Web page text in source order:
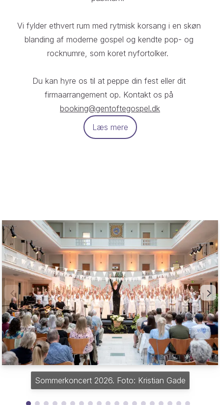
Vi fylder ethvert rum med rytmisk korsang i en skøn
blanding af moderne gospel og kendte pop- og
rocknumre, som koret nyfortolker.
Du kan hyre os til at peppe din fest eller dit
booking@gentoftegospel.dk
Læs mere
Sommerkoncert 2026. Foto: Kristian Gade